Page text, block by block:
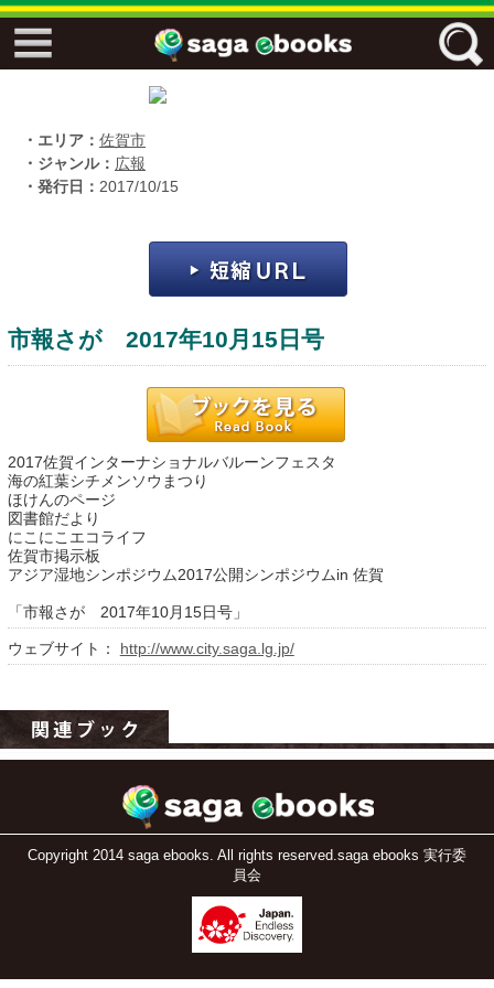
エリア
キーワード
・エリア： 佐賀市
・ジャンル： 広報
・発行日： 2017/10/15
市報さが 2017年10月15日号
2017佐賀インターナショナルバルーンフェスタ
海の紅葉シチメンソウまつり
ほけんのページ
図書館だより
にこにこエコライフ
佐賀市掲示板
アジア湿地シンポジウム2017公開シンポジウムin 佐賀
「市報さが 2017年10月15日号」
ウェブサイト： http://www.city.saga.lg.jp/
Copyright 2014 saga ebooks. All rights reserved.saga ebooks 実行委
員会
↓↓ ebooks専用本棚 ↓↓
運営：福博印刷
ご利用ガイド